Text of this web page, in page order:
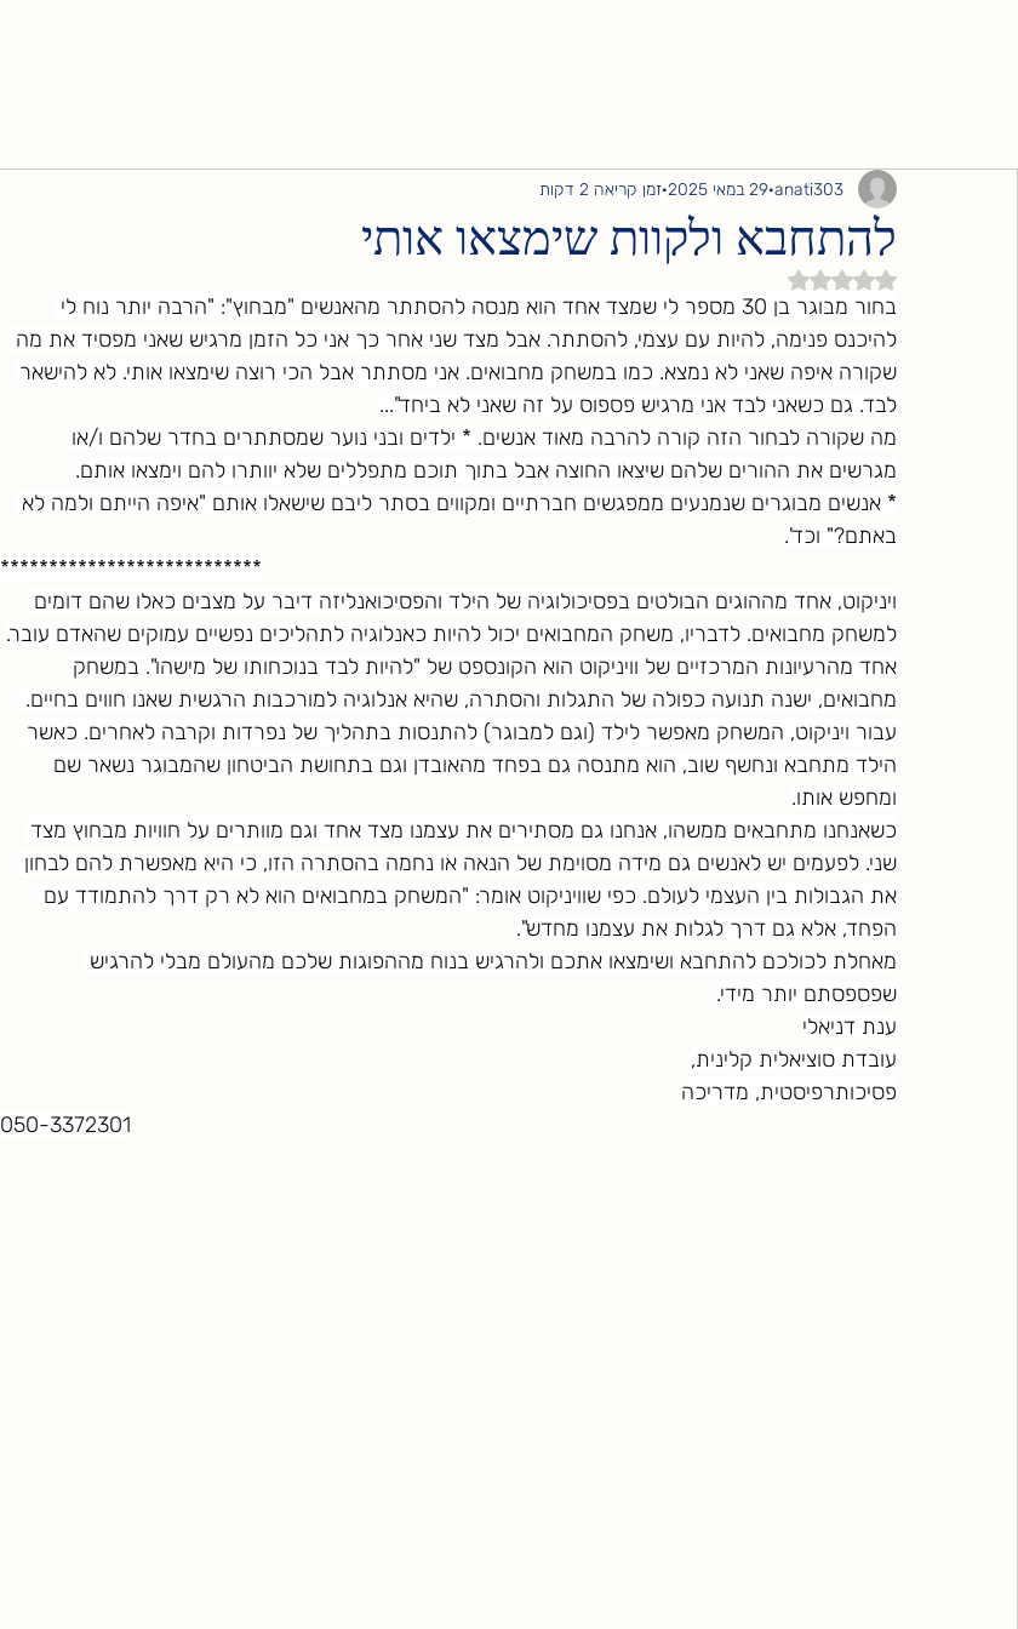
להתחבא ולקוות שימצאו אותי
anati303 29 במאי 2025 זמן קריאה 2 דקות
דירוג של NaN מתוך 5 כוכבים
בחור מבוגר בן 30 מספר לי שמצד אחד הוא מנסה להסתתר מהאנשים "מבחוץ": "הרבה יותר נוח לי
להיכנס פנימה, להיות עם עצמי, להסתתר. אבל מצד שני אחר כך אני כל הזמן מרגיש שאני מפסיד את מה
שקורה איפה שאני לא נמצא. כמו במשחק מחבואים. אני מסתתר אבל הכי רוצה שימצאו אותי. לא להישאר
לבד. גם כשאני לבד אני מרגיש פספוס על זה שאני לא ביחד"...
מה שקורה לבחור הזה קורה להרבה מאוד אנשים. * ילדים ובני נוער שמסתתרים בחדר שלהם ו/או
מגרשים את ההורים שלהם שיצאו החוצה אבל בתוך תוכם מתפללים שלא יוותרו להם וימצאו אותם.
* אנשים מבוגרים שנמנעים ממפגשים חברתיים ומקווים בסתר ליבם שישאלו אותם "איפה הייתם ולמה לא
באתם?" וכד'.
***************************
ויניקוט, אחד מההוגים הבולטים בפסיכולוגיה של הילד והפסיכואנליזה דיבר על מצבים כאלו שהם דומים
למשחק מחבואים. לדבריו, משחק המחבואים יכול להיות כאנלוגיה לתהליכים נפשיים עמוקים שהאדם עובר.
אחד מהרעיונות המרכזיים של וויניקוט הוא הקונספט של "להיות לבד בנוכחותו של מישהו". במשחק
מחבואים, ישנה תנועה כפולה של התגלות והסתרה, שהיא אנלוגיה למורכבות הרגשית שאנו חווים בחיים.
עבור ויניקוט, המשחק מאפשר לילד (וגם למבוגר) להתנסות בתהליך של נפרדות וקרבה לאחרים. כאשר
הילד מתחבא ונחשף שוב, הוא מתנסה גם בפחד מהאובדן וגם בתחושת הביטחון שהמבוגר נשאר שם
ומחפש אותו.
כשאנחנו מתחבאים ממשהו, אנחנו גם מסתירים את עצמנו מצד אחד וגם מוותרים על חוויות מבחוץ מצד
שני. לפעמים יש לאנשים גם מידה מסוימת של הנאה או נחמה בהסתרה הזו, כי היא מאפשרת להם לבחון
את הגבולות בין העצמי לעולם. כפי שוויניקוט אומר: "המשחק במחבואים הוא לא רק דרך להתמודד עם
הפחד, אלא גם דרך לגלות את עצמנו מחדש".
מאחלת לכולכם להתחבא ושימצאו אתכם ולהרגיש בנוח מההפוגות שלכם מהעולם מבלי להרגיש
שפספסתם יותר מידי.
ענת דניאלי
עובדת סוציאלית קלינית,
פסיכותרפיסטית, מדריכה
050-3372301